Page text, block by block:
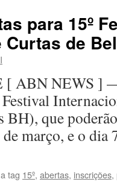
para 15º
de
ABN NEWS ] —
que
março, e o
tag 15º, abertas, inscrições,